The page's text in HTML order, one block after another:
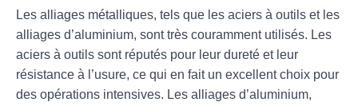
Les alliages métalliques, tels que les aciers à outils et les
alliages d’aluminium, sont très couramment utilisés. Les
aciers à outils sont réputés pour leur dureté et leur
résistance à l’usure, ce qui en fait un excellent choix pour
des opérations intensives. Les alliages d’aluminium,